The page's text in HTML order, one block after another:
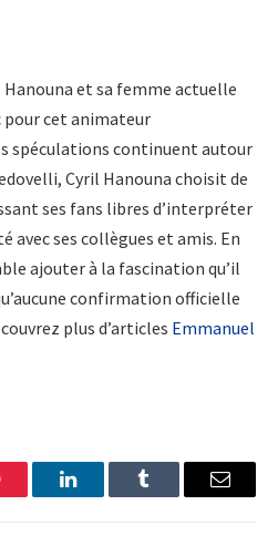
et sa femme actuelle
cet animateur
spéculations continuent autour
Cyril Hanouna choisit de
ses fans libres d’interpréter
avec ses collègues et amis. En
ajouter à la fascination qu’il
confirmation officielle
plus d’articles Emmanuel
LinkedInTumblr Email